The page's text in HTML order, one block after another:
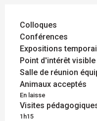
Colloques
Conférences
Expositions
Point d'intérêt
Salle de réunion
Animaux acceptés
En laisse
Visites
1h15